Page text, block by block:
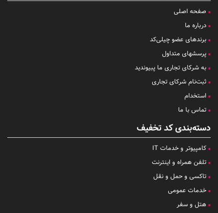
صفحه اصلی
درباره ما
برندهای عضو چیلی‌کد
پرسشهای متداول
به شرکای تجاری ما پبیوندید
ثبت‌نام شرکای تجاری
استخدام
تماس با ما
دسته‌بندی کد تخفیف
کامپیوتر و خدمات IT
تلفن همراه و اینترنت
تاکسی و حمل و نقل
خدمات عمومی
هتل و سفر